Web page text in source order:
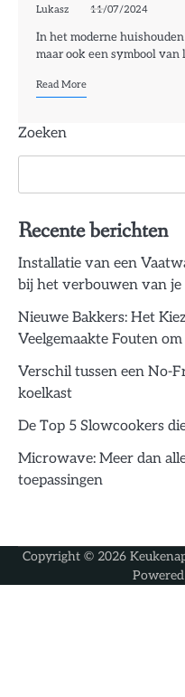
Lukasz 11/07/2024
In het moderne
maar ook een symbool
Read More
Zoeken
Recente berichten
Installatie van een
bij het verbouwen van je
Nieuwe Bakkers: Het
Veelgemaakte Fouten
Verschil tussen een No-
koelkast
De Top 5 Slowcookers
Microwave: Meer dan
toepassingen
Copyright © 2026